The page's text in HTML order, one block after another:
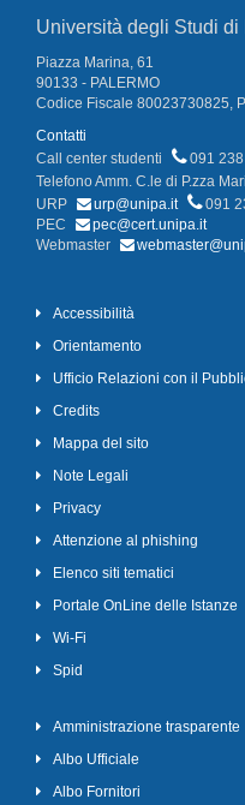
Università degli Studi di
Piazza Marina, 61
90133 - PALERMO
Codice Fiscale 80023730825,
Contatti
Call center studenti
091
Telefono Amm. C.le di P.zza
URP
urp@unipa.it
091
PEC
pec@cert.unipa.it
Webmaster
Accessibilità
Orientamento
Ufficio Relazioni con il
Credits
Mappa del sito
Note Legali
Privacy
Attenzione al phishing
Elenco siti tematici
Portale OnLine delle Istanze
Wi-Fi
Spid
Amministrazione trasparente
Albo Ufficiale
Albo Fornitori